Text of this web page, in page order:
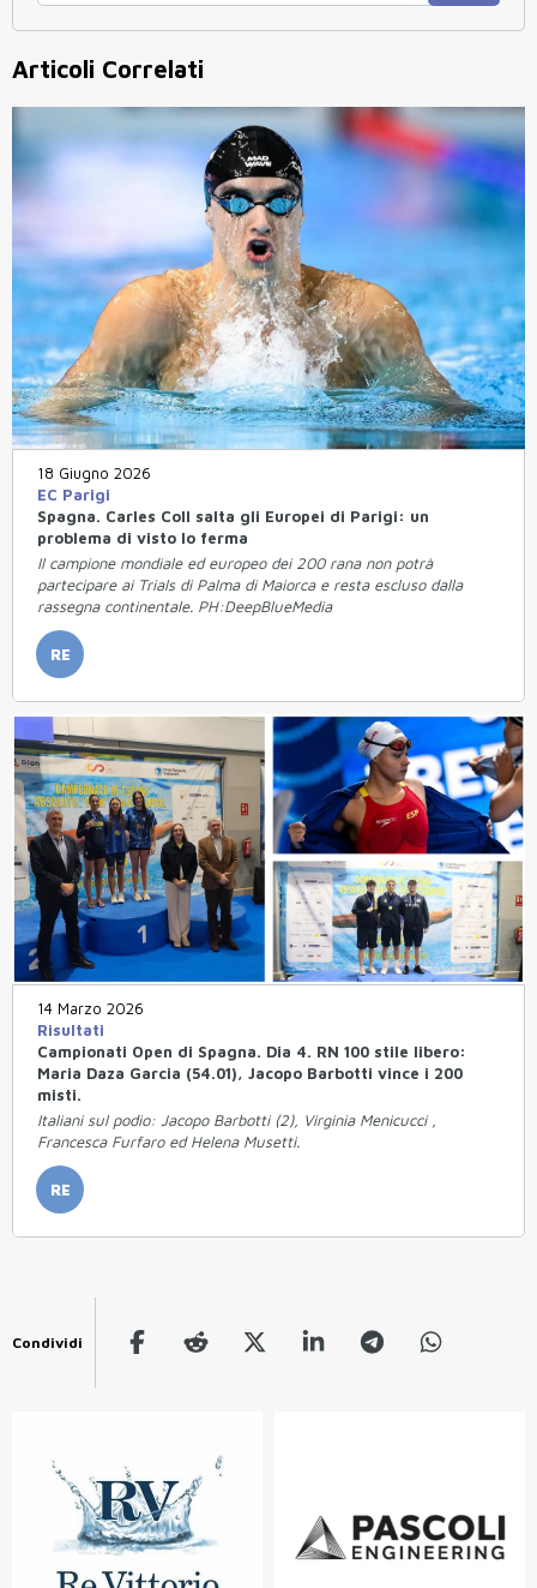
Articoli Correlati
18 Giugno 2026
EC Parigi
Spagna. Carles Coll salta gli Europei di Parigi: un
problema di visto lo ferma
Il campione mondiale ed europeo dei 200 rana non potrà
partecipare ai Trials di Palma di Maiorca e resta escluso dalla
rassegna continentale. PH:DeepBlueMedia
RE
14 Marzo 2026
Risultati
Campionati Open di Spagna. Dia 4. RN 100 stile libero:
Maria Daza Garcia (54.01), Jacopo Barbotti vince i 200
misti.
Italiani sul podio: Jacopo Barbotti (2), Virginia Menicucci ,
Francesca Furfaro ed Helena Musetti.
RE
Condividi